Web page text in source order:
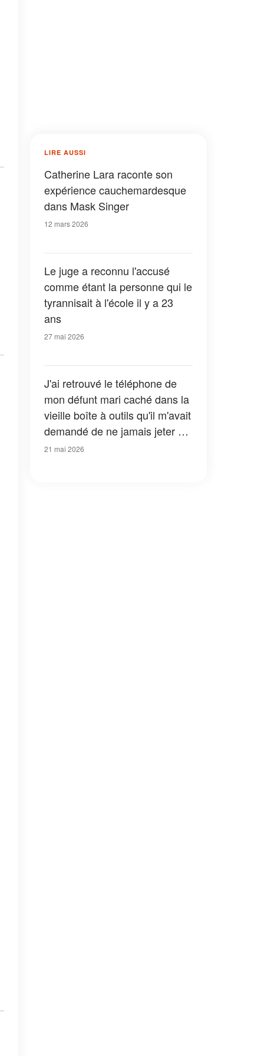
LIRE AUSSI
Catherine Lara raconte son
expérience cauchemardesque
dans Mask Singer
12 mars 2026
Le juge a reconnu l'accusé
comme étant la personne qui le
tyrannisait à l'école il y a 23
ans
27 mai 2026
J'ai retrouvé le téléphone de
mon défunt mari caché dans la
vieille boîte à outils qu'il m'avait
demandé de ne jamais jeter –
La dernière vidéo qu'il y avait
21 mai 2026